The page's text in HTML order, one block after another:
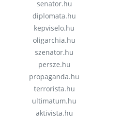
senator.hu
diplomata.hu
kepviselo.hu
oligarchia.hu
szenator.hu
persze.hu
propaganda.hu
terrorista.hu
ultimatum.hu
aktivista.hu